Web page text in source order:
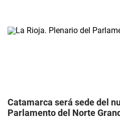
Catamarca será sede del
Parlamento del Norte